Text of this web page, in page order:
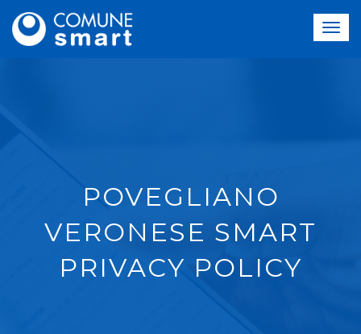
POVEGLIANO
VERONESE SMART
PRIVACY POLICY